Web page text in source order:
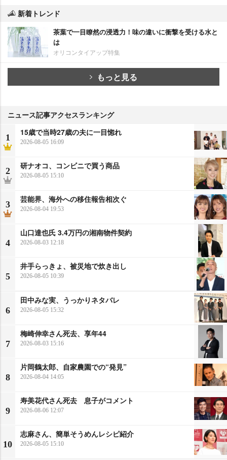
新着トレンド
茶葉で一目瞭然の浸透力！味の違いに衝撃を受ける水と
は
オリコンタイアップ特集
もっと見る
ニュース記事アクセスランキング
1
15歳で当時27歳の夫に一目惚れ
2026-08-05 16:09
2
研ナオコ、コンビニで買う商品
2026-08-05 15:10
3
芸能界、海外への移住報告相次ぐ
2026-08-04 19:53
4
山口達也氏 3.4万円の湘南物件契約
2026-08-03 12:18
5
井手らっきょ、被災地で炊き出し
2026-08-05 10:39
6
田中みな実、うっかりネタバレ
2026-08-05 15:32
7
梅崎伸幸さん死去、享年44
2026-08-03 15:16
8
片岡鶴太郎、自家農園での“発見”
2026-08-04 14:05
9
寿美花代さん死去 息子がコメント
2026-08-06 12:07
10
志麻さん、簡単そうめんレシピ紹介
2026-08-05 15:10